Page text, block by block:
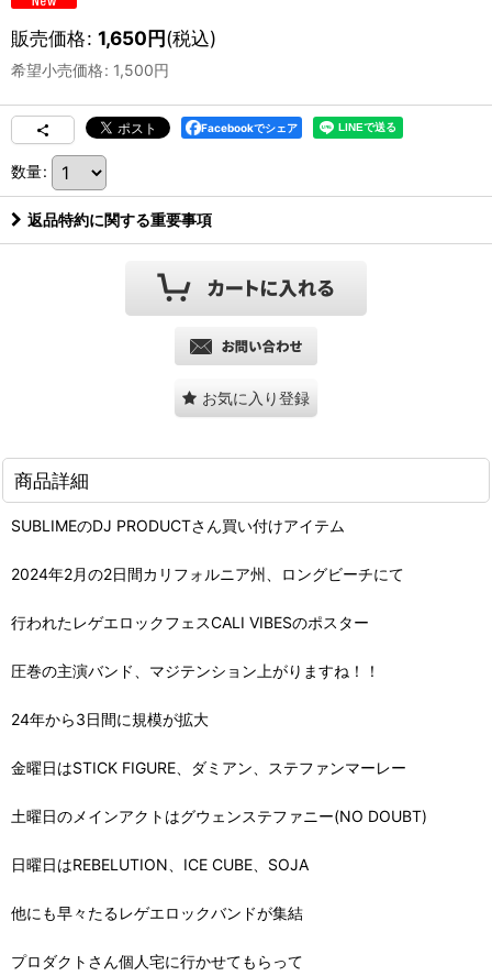
販売価格: 1,650円(税込)
希望小売価格: 1,500円
Facebookでシェア
数量:
返品特約に関する重要事項
お気に入り登録
商品詳細
SUBLIMEのDJ PRODUCTさん買い付けアイテム
2024年2月の2日間カリフォルニア州、ロングビーチにて
行われたレゲエロックフェスCALI VIBESのポスター
圧巻の主演バンド、マジテンション上がりますね！！
24年から3日間に規模が拡大
金曜日はSTICK FIGURE、ダミアン、ステファンマーレー
土曜日のメインアクトはグウェンステファニー(NO DOUBT)
日曜日はREBELUTION、ICE CUBE、SOJA
他にも早々たるレゲエロックバンドが集結
プロダクトさん個人宅に行かせてもらって